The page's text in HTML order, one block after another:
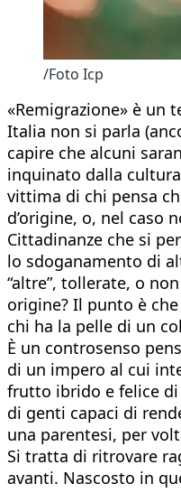
/Foto Icp
«Remigrazione» è un
Italia non si parla
capire che alcuni
inquinato dalla
vittima di chi pensa
d’origine, o, nel caso
Cittadinanze che si
lo sdoganamento di
“altre”, tollerate, o
origine? Il punto è
chi ha la pelle di un
È un controsenso
di un impero al cui
frutto ibrido e felice di
di genti capaci di
una parentesi, per
Si tratta di ritrovare
avanti. Nascosto in